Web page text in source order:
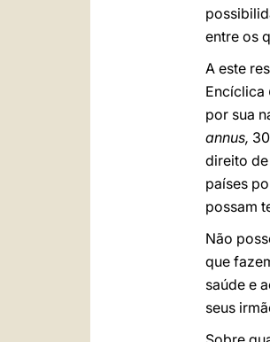
entre os
A este
Encíclica
por sua
annus,
direito
países
possam
Não
que
saúde e
seus